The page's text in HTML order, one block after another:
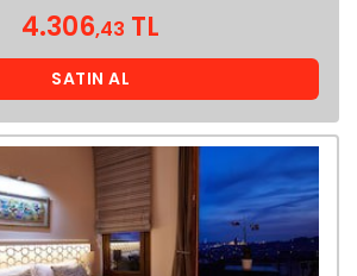
4.306,43 TL
SATIN AL